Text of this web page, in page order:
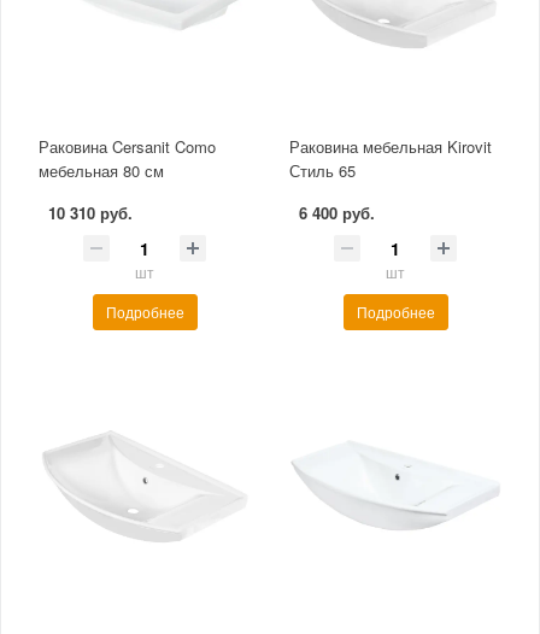
Раковина Cersanit Como
мебельная 80 см
10 310 руб.
шт
Подробнее
Раковина мебельная Kirovit
Стиль 65
6 400 руб.
шт
Подробнее